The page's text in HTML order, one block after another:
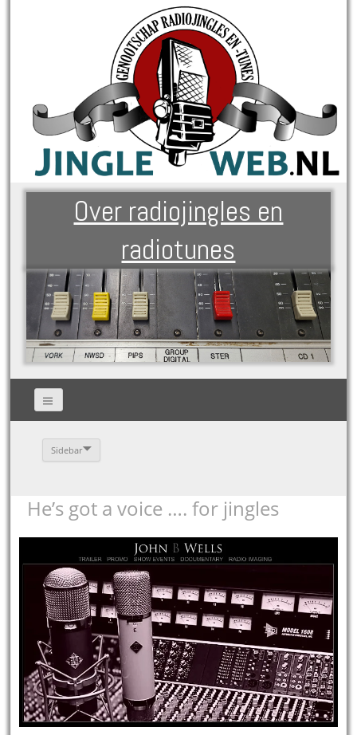
Over radiojingles en
radiotunes
Sidebar
He’s got a voice …. for jingles